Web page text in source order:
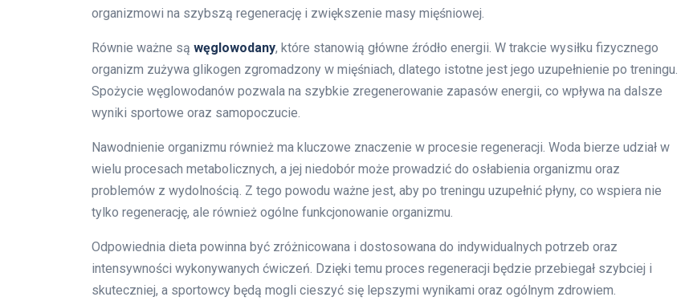
organizmowi na szybszą regenerację i zwiększenie masy mięśniowej.
Równie ważne są węglowodany, które stanowią główne źródło energii. W trakcie wysiłku fizycznego
organizm zużywa glikogen zgromadzony w mięśniach, dlatego istotne jest jego uzupełnienie po treningu.
Spożycie węglowodanów pozwala na szybkie zregenerowanie zapasów energii, co wpływa na dalsze
wyniki sportowe oraz samopoczucie.
Nawodnienie organizmu również ma kluczowe znaczenie w procesie regeneracji. Woda bierze udział w
wielu procesach metabolicznych, a jej niedobór może prowadzić do osłabienia organizmu oraz
problemów z wydolnością. Z tego powodu ważne jest, aby po treningu uzupełnić płyny, co wspiera nie
tylko regenerację, ale również ogólne funkcjonowanie organizmu.
Odpowiednia dieta powinna być zróżnicowana i dostosowana do indywidualnych potrzeb oraz
intensywności wykonywanych ćwiczeń. Dzięki temu proces regeneracji będzie przebiegał szybciej i
skuteczniej, a sportowcy będą mogli cieszyć się lepszymi wynikami oraz ogólnym zdrowiem.